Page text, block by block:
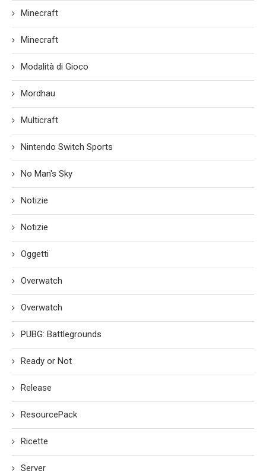
Minecraft
Minecraft
Modalità di Gioco
Mordhau
Multicraft
Nintendo Switch Sports
No Man's Sky
Notizie
Notizie
Oggetti
Overwatch
Overwatch
PUBG: Battlegrounds
Ready or Not
Release
ResourcePack
Ricette
Server